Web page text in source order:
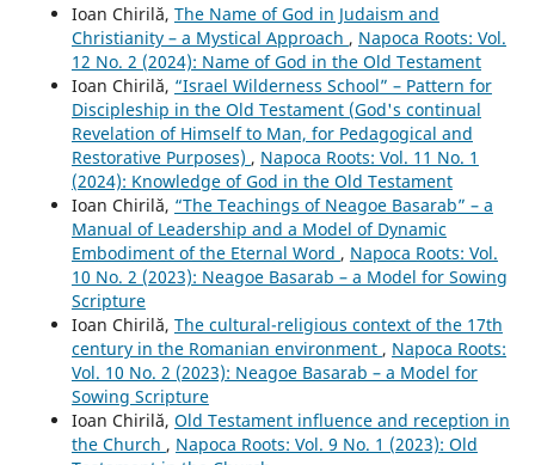
Ioan Chirilă, The Name of God in Judaism and
Christianity – a Mystical Approach , Napoca Roots: Vol.
12 No. 2 (2024): Name of God in the Old Testament
Ioan Chirilă, “Israel Wilderness School” – Pattern for
Discipleship in the Old Testament (God's continual
Revelation of Himself to Man, for Pedagogical and
Restorative Purposes) , Napoca Roots: Vol. 11 No. 1
(2024): Knowledge of God in the Old Testament
Ioan Chirilă, “The Teachings of Neagoe Basarab” – a
Manual of Leadership and a Model of Dynamic
Embodiment of the Eternal Word , Napoca Roots: Vol.
10 No. 2 (2023): Neagoe Basarab – a Model for Sowing
Scripture
Ioan Chirilă, The cultural-religious context of the 17th
century in the Romanian environment , Napoca Roots:
Vol. 10 No. 2 (2023): Neagoe Basarab – a Model for
Sowing Scripture
Ioan Chirilă, Old Testament influence and reception in
the Church , Napoca Roots: Vol. 9 No. 1 (2023): Old